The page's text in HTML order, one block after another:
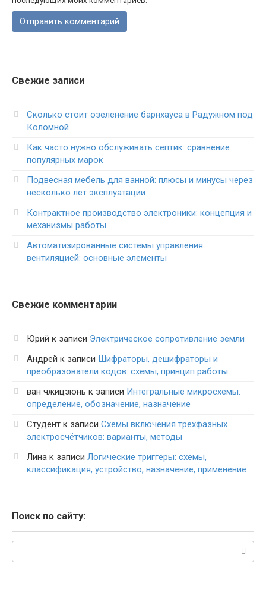
Свежие записи
Сколько стоит озеленение барнхауса в Радужном под
Коломной
Как часто нужно обслуживать септик: сравнение
популярных марок
Подвесная мебель для ванной: плюсы и минусы через
несколько лет эксплуатации
Контрактное производство электроники: концепция и
механизмы работы
Автоматизированные системы управления
вентиляцией: основные элементы
Свежие комментарии
Юрий к записи Электрическое сопротивление земли
Андрей к записи Шифраторы, дешифраторы и
преобразователи кодов: схемы, принцип работы
ван чжицзюнь к записи Интегральные микросхемы:
определение, обозначение, назначение
Студент к записи Схемы включения трехфазных
электросчётчиков: варианты, методы
Лина к записи Логические триггеры: схемы,
классификация, устройство, назначение, применение
Поиск по сайту: